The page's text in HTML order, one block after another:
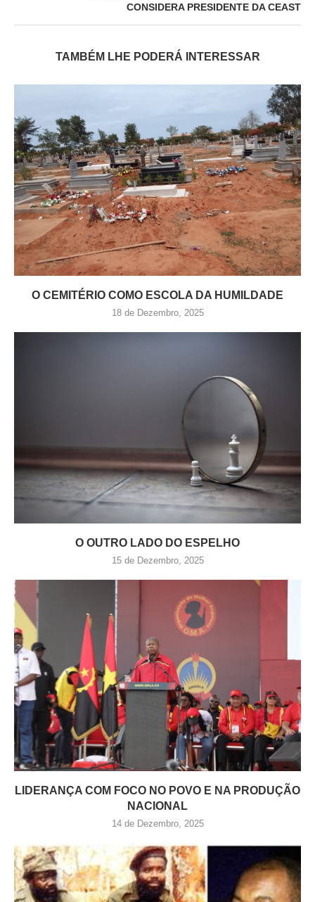
CONSIDERA PRESIDENTE DA CEAST
TAMBÉM LHE PODERÁ INTERESSAR
O CEMITÉRIO COMO ESCOLA DA HUMILDADE
18 de Dezembro, 2025
O OUTRO LADO DO ESPELHO
15 de Dezembro, 2025
LIDERANÇA COM FOCO NO POVO E NA PRODUÇÃO
NACIONAL
14 de Dezembro, 2025